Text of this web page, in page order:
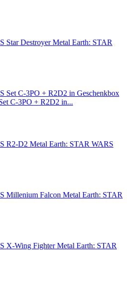
Metal Earth: STAR
C-3PO + R2D2 in...
Metal Earth: STAR WARS
Metal Earth: STAR
Metal Earth: STAR